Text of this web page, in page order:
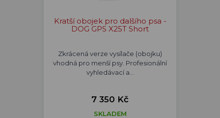
Kratší obojek pro dalšího psa -
DOG GPS X25T Short
Zkrácená verze vysílače (obojku)
vhodná pro menší psy. Profesionální
vyhledávací a…
7 350 Kč
SKLADEM